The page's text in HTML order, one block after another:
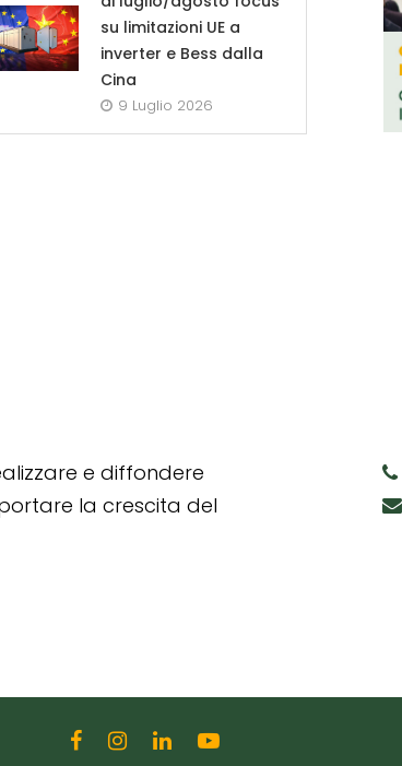
su limitazioni UE a
inverter e Bess dalla
Cina
9 Luglio 2026
e diffondere
la crescita del